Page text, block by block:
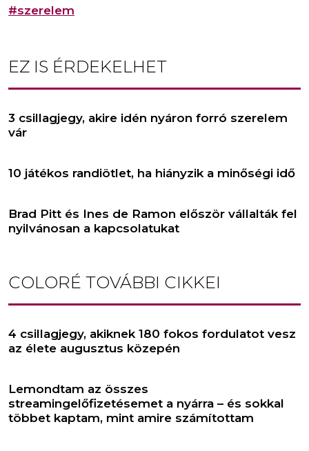
#szerelem
EZ IS ÉRDEKELHET
3 csillagjegy, akire idén nyáron forró szerelem
vár
10 játékos randiötlet, ha hiányzik a minőségi idő
Brad Pitt és Ines de Ramon először vállalták fel
nyilvánosan a kapcsolatukat
COLORÉ TOVÁBBI CIKKEI
4 csillagjegy, akiknek 180 fokos fordulatot vesz
az élete augusztus közepén
Lemondtam az összes
streamingelőfizetésemet a nyárra – és sokkal
többet kaptam, mint amire számítottam